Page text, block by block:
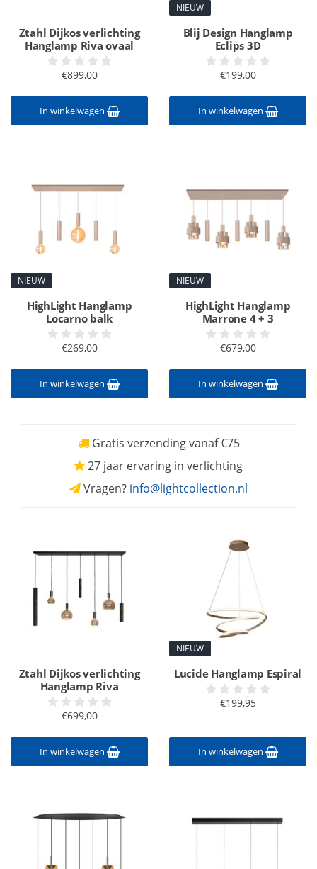
Ztahl Dijkos verlichting
Hanglamp Riva ovaal
€899,00
In winkelwagen
NIEUW
Blij Design Hanglamp
Eclips 3D
€199,00
In winkelwagen
NIEUW
HighLight Hanglamp
Locarno balk
€269,00
In winkelwagen
NIEUW
HighLight Hanglamp
Marrone 4 + 3
€679,00
In winkelwagen
Gratis verzending vanaf €75
27 jaar ervaring in verlichting
Vragen? info@lightcollection.nl
Ztahl Dijkos verlichting
Hanglamp Riva
€699,00
In winkelwagen
NIEUW
Lucide Hanglamp Espiral
€199,95
In winkelwagen